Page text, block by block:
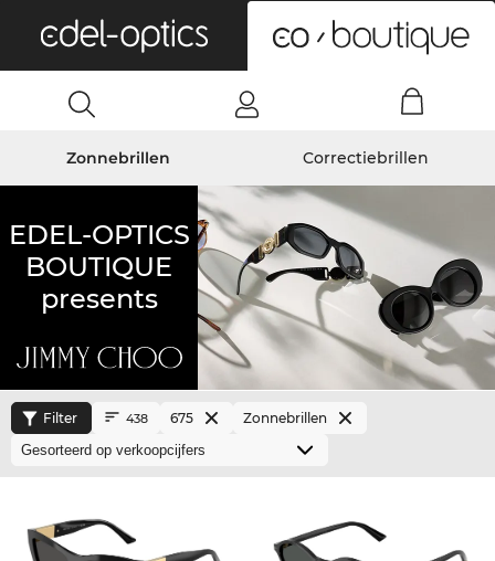
Zonnebrillen Correctiebrillen
EDEL-OPTICS
BOUTIQUE
presents
Filter 438 675 Zonnebrillen